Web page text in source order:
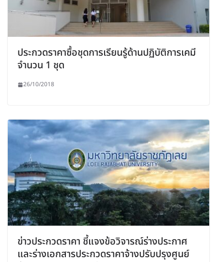
ประกวดราคาซื้อชุดการเรียนรู้ด้านปฏิบัติการเคมี
จำนวน 1 ชุด
26/10/2018
ข่าวประกวดราคา ชี้แจงข้อวิจารณ์ร่างประกาศ
และร่างเอกสารประกวดราคาจ้างปรับปรุงศูนย์